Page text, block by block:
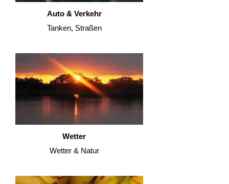
Auto & Verkehr
Tanken, Straßen
Wetter
Wetter & Natur